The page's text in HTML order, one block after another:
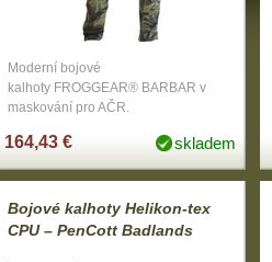
Moderní bojové
kalhoty FROGGEAR® BARBAR v
maskování pro AČR.
164,43 € skladem
Bojové kalhoty Helikon-tex
CPU – PenCott Badlands